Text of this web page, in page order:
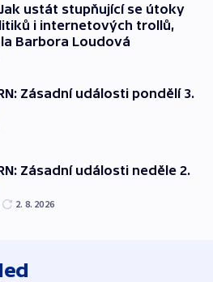
Jak ustát stupňující se útoky
i internetových trollů,
Barbora Loudová
Zásadní události pondělí 3.
Zásadní události neděle 2.
2. 8. 2026